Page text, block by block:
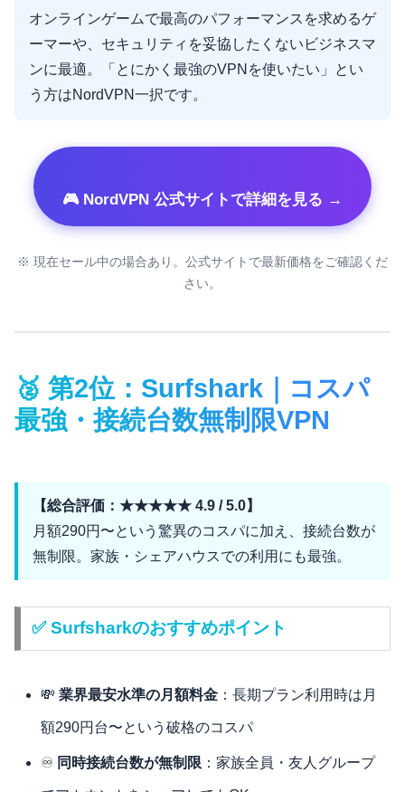
オンラインゲームで最高のパフォーマンスを求めるゲ
ーマーや、セキュリティを妥協したくないビジネスマ
ンに最適。「とにかく最強のVPNを使いたい」とい
う方はNordVPN一択です。
🎮 NordVPN 公式サイトで詳細を見る →
※ 現在セール中の場合あり。公式サイトで最新価格をご確認くだ
さい。
🥈 第2位：Surfshark｜コスパ
最強・接続台数無制限VPN
【総合評価：★★★★★ 4.9 / 5.0】
月額290円〜という驚異のコスパに加え、接続台数が
無制限。家族・シェアハウスでの利用にも最強。
✅ Surfsharkのおすすめポイント
💸業界最安水準の月額料金 ：長期プラン利用時は月
額290円台〜という破格のコスパ
♾ 同時接続台数が無制限 ：家族全員・友人グループ